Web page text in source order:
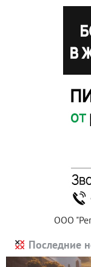
ООО
Последние